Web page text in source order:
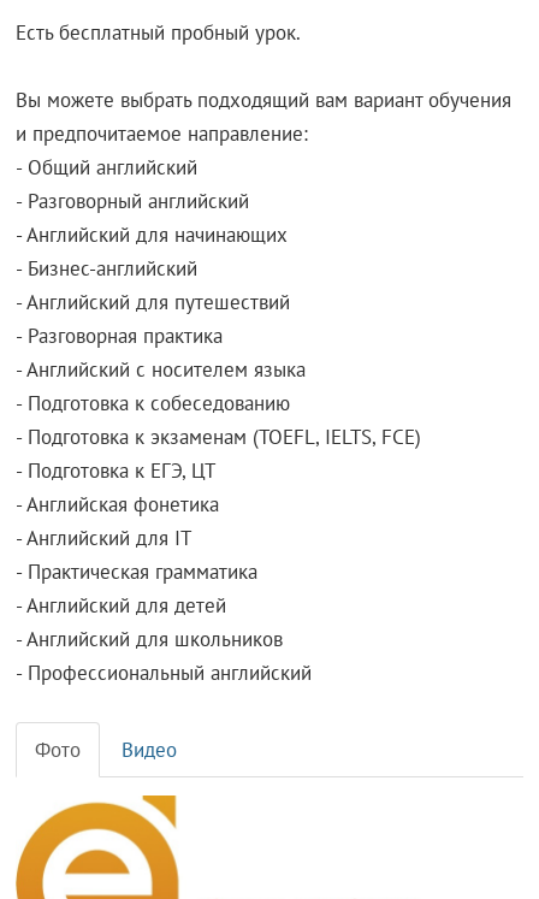
Есть бесплатный пробный урок.
Вы можете выбрать подходящий вам вариант обучения
и предпочитаемое направление:
- Общий английский
- Разговорный английский
- Английский для начинающих
- Бизнес-английский
- Английский для путешествий
- Разговорная практика
- Английский с носителем языка
- Подготовка к собеседованию
- Подготовка к экзаменам (TOEFL, IELTS, FCE)
- Подготовка к ЕГЭ, ЦТ
- Английская фонетика
- Английский для IT
- Практическая грамматика
- Английский для детей
- Английский для школьников
- Профессиональный английский
Фото Видео